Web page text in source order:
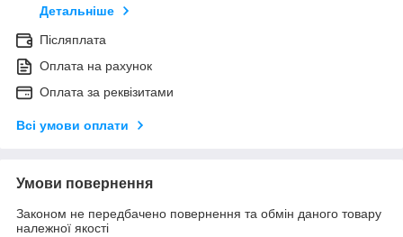
Детальніше
Післяплата
Оплата на рахунок
Оплата за реквізитами
Всі умови оплати
Умови повернення
Законом не передбачено повернення та обмін даного товару
належної якості